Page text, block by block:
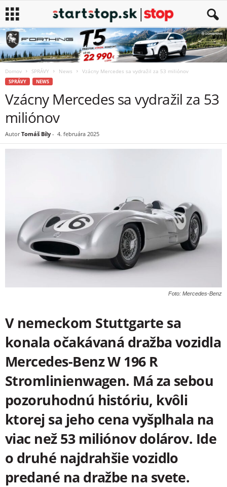
Domov SPRÁVY News Vzácny Mercedes sa vydražil za 53 miliónov
SPRÁVY NEWS
Vzácny Mercedes sa vydražil za 53
miliónov
Autor Tomáš Bíly - 4. februára 2025
Foto: Mercedes-Benz
V nemeckom Stuttgarte sa
konala očakávaná dražba vozidla
Mercedes-Benz W 196 R
Stromlinienwagen. Má za sebou
pozoruhodnú históriu, kvôli
ktorej sa jeho cena vyšplhala na
viac než 53 miliónov dolárov. Ide
o druhé najdrahšie vozidlo
predané na dražbe na svete.